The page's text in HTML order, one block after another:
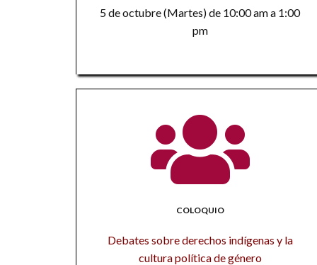
5 de octubre (Martes) de 10:00 am a 1:00
pm
COLOQUIO
Debates sobre derechos indígenas y la
cultura política de género